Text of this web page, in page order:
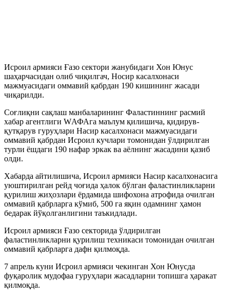
Исроил армияси Ғазо сектори жанубидаги Хон Юнус
шаҳарчасидан олиб чиқилгач, Носир касалхонаси
мажмуасидаги оммавий қабрдан 190 кишининг жасади
чиқарилди.
Соғлиқни сақлаш манбаларининг Фаластиннинг расмий
хабар агентлиги WАФАга маълум қилишича, қидирув-
қутқарув гуруҳлари Насир касалхонаси мажмуасидаги
оммавий қабрдан Исроил кучлари томонидан ўлдирилган
турли ёшдаги 190 нафар эркак ва аёлнинг жасадини қазиб
олди.
Хабарда айтилишича, Исроил армияси Насир касалхонасига
уюштирилган рейд чоғида ҳалок бўлган фаластинликларни
қурилиш жиҳозлари ёрдамида шифохона атрофида очилган
оммавий қабрларга кўмиб, 500 га яқин одамнинг ҳамон
бедарак йўқолганлигини таъкидлади.
Исроил армияси Ғазо секторида ўлдирилган
фаластинликларни қурилиш техникаси томонидан очилган
оммавий қабрларга дафн қилмоқда.
7 апрель куни Исроил армияси чекинган Хон Юнусда
фуқаролик мудофаа гуруҳлари жасадларни топишга ҳаракат
қилмоқда.